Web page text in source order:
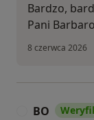
Bardzo,
Pani
8 czerwca 2026
BO